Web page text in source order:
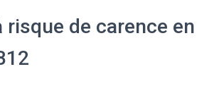
risque de carence en